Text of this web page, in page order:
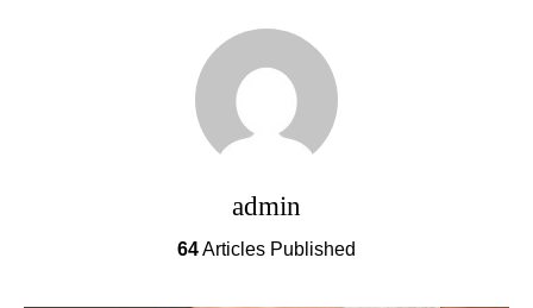
admin
64Articles Published